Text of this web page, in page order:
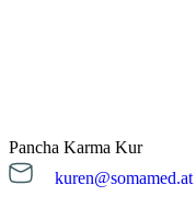
Pancha Karma Kur
kuren@somamed.at